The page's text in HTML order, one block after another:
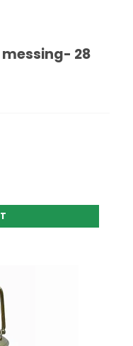
messing- 28